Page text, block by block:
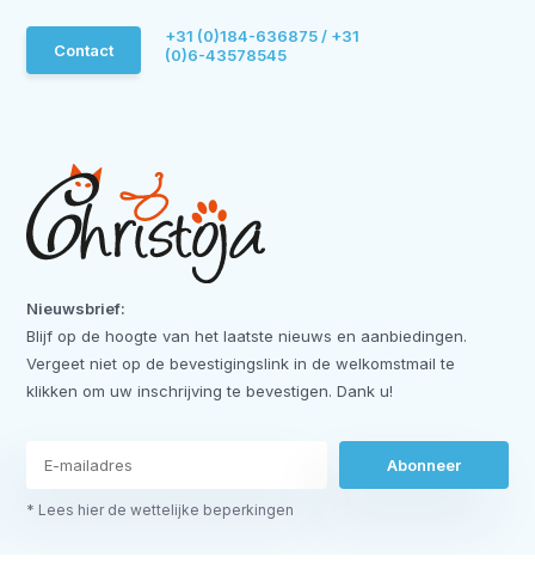
Contact
+31 (0)184-636875 / +31
(0)6-43578545
Nieuwsbrief:
Blijf op de hoogte van het laatste nieuws en aanbiedingen.
Vergeet niet op de bevestigingslink in de welkomstmail te
klikken om uw inschrijving te bevestigen. Dank u!
Abonneer
* Lees hier de wettelijke beperkingen